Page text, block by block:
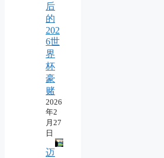
后
的
202
6世
界
杯
豪
赌
2026
年2
月27
日
迈